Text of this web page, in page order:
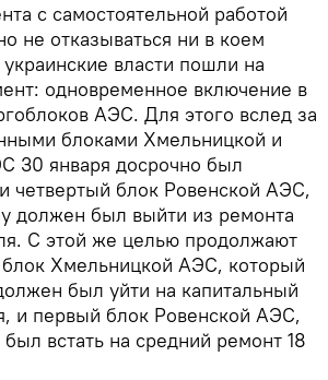
с самостоятельной работой
не отказываться ни в коем
власти пошли на
одновременное включение в
АЭС. Для этого вслед за
блоками Хмельницкой и
30 января досрочно был
четвертый блок Ровенской АЭС,
должен был выйти из ремонта
С этой же целью продолжают
блок Хмельницкой АЭС, который
был уйти на капитальный
и первый блок Ровенской АЭС,
встать на средний ремонт 18